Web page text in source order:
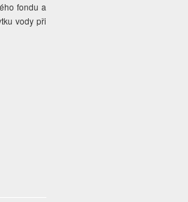
fondu a
vody při